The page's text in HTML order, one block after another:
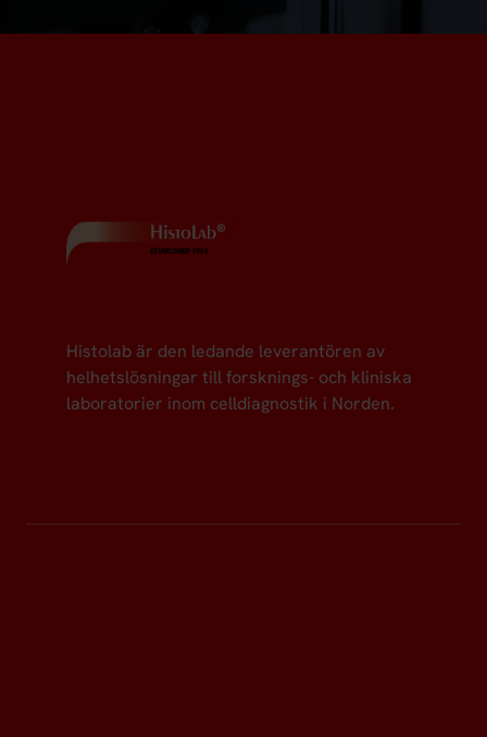
Histolab är den ledande leverantören av
helhetslösningar till forsknings- och kliniska
laboratorier inom celldiagnostik i Norden.